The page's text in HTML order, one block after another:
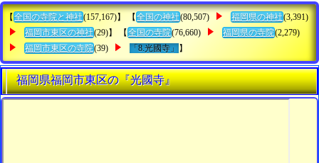
【 全国の寺院と神社(157,167)】 【 全国の神社(80,507) 福岡県の神社(3,391)
福岡市東区の神社(29)】 【 全国の寺院(76,660) 福岡県の寺院(2,279)
福岡市東区の寺院(39) 「8.光國寺」 】
福岡県福岡市東区の『光國寺』